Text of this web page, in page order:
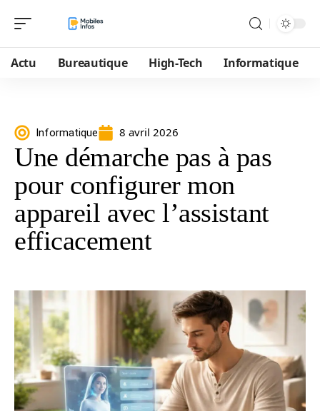
Actu Bureautique High-Tech Informatique
Informatique 8 avril 2026
Une démarche pas à pas
pour configurer mon
appareil avec l’assistant
efficacement